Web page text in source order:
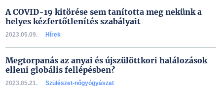
A COVID-19 kitörése sem tanította meg nekünk a
helyes kézfertőtlenítés szabályait
2023.05.09. Hírek
Megtorpanás az anyai és újszülöttkori halálozások
elleni globális fellépésben?
2023.05.21. Szülészet-nőgyógyászat